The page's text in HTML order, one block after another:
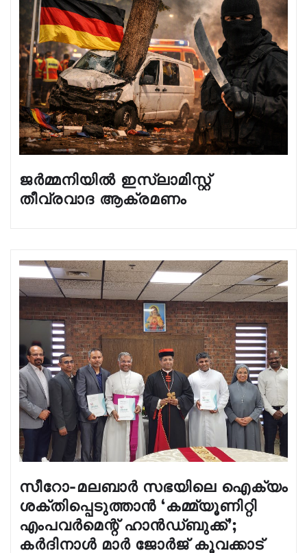
ജർമ്മനിയിൽ ഇസ്ലാമിസ്റ്റ്
തീവ്രവാദ ആക്രമണം
സീറോ-മലബാർ സഭയിലെ ഐക്യം
ശക്തിപ്പെടുത്താൻ ‘കമ്മ്യൂണിറ്റി
എംപവർമെന്റ് ഹാൻഡ്‌ബുക്ക്’;
കർദിനാൾ മാർ ജോർജ് കൂവക്കാട്